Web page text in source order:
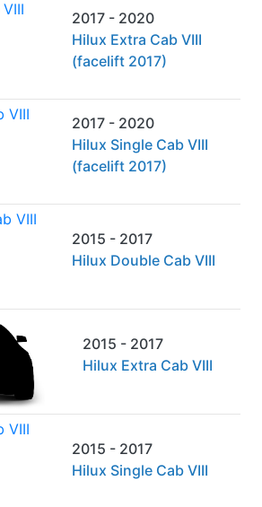
2017 - 2020
Hilux Extra Cab VIII
(facelift 2017)
2017 - 2020
Hilux Single Cab VIII
(facelift 2017)
2015 - 2017
Hilux Double Cab VIII
2015 - 2017
Hilux Extra Cab VIII
2015 - 2017
Hilux Single Cab VIII